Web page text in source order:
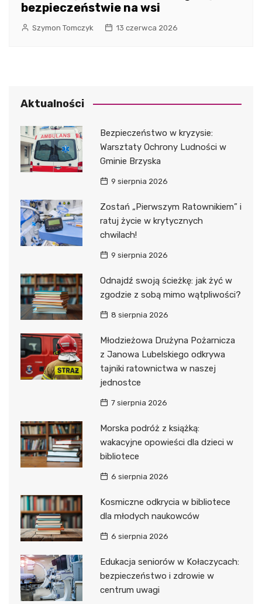
bezpieczeństwie na wsi
Szymon Tomczyk 13 czerwca 2026
Aktualności
Bezpieczeństwo w kryzysie:
Warsztaty Ochrony Ludności w
Gminie Brzyska
9 sierpnia 2026
Zostań „Pierwszym Ratownikiem” i
ratuj życie w krytycznych
chwilach!
9 sierpnia 2026
Odnajdź swoją ścieżkę: jak żyć w
zgodzie z sobą mimo wątpliwości?
8 sierpnia 2026
Młodzieżowa Drużyna Pożarnicza
z Janowa Lubelskiego odkrywa
tajniki ratownictwa w naszej
jednostce
7 sierpnia 2026
Morska podróż z książką:
wakacyjne opowieści dla dzieci w
bibliotece
6 sierpnia 2026
Kosmiczne odkrycia w bibliotece
dla młodych naukowców
6 sierpnia 2026
Edukacja seniorów w Kołaczycach:
bezpieczeństwo i zdrowie w
centrum uwagi